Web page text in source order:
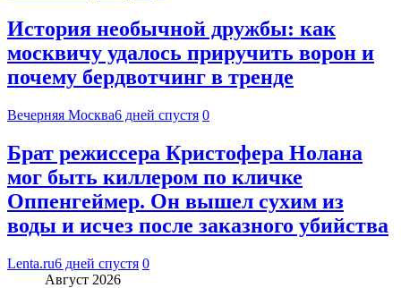
История необычной дружбы: как
москвичу удалось приручить ворон и
почему бердвотчинг в тренде
Вечерняя Москва6 дней спустя 0
Брат режиссера Кристофера Нолана
мог быть киллером по кличке
Оппенгеймер. Он вышел сухим из
воды и исчез после заказного убийства
Lenta.ru6 дней спустя 0
Август 2026